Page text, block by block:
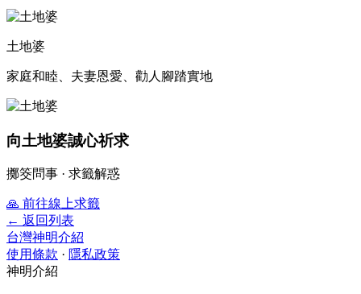
土地婆
家庭和睦、夫妻恩愛、勸人腳踏實地
向土地婆誠心祈求
擲筊問事 · 求籤解惑
🙏 前往線上求籤
← 返回列表
台灣神明介紹
使用條款 · 隱私政策
神明介紹